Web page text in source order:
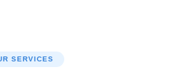
SERVICES